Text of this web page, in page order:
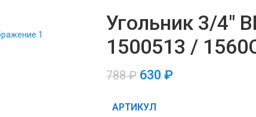
Угольник 3/4″
1500513 /
788₽ 630 ₽
АРТИКУЛ